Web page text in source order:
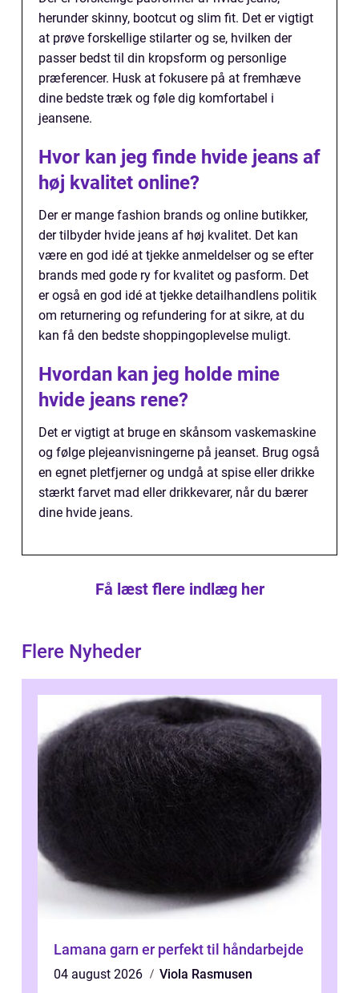
herunder skinny, bootcut og slim fit. Det er vigtigt
at prøve forskellige stilarter og se, hvilken der
passer bedst til din kropsform og personlige
præferencer. Husk at fokusere på at fremhæve
dine bedste træk og føle dig komfortabel i
jeansene.
Hvor kan jeg finde hvide jeans af
høj kvalitet online?
Der er mange fashion brands og online butikker,
der tilbyder hvide jeans af høj kvalitet. Det kan
være en god idé at tjekke anmeldelser og se efter
brands med gode ry for kvalitet og pasform. Det
er også en god idé at tjekke detailhandlens politik
om returnering og refundering for at sikre, at du
kan få den bedste shoppingoplevelse muligt.
Hvordan kan jeg holde mine
hvide jeans rene?
Det er vigtigt at bruge en skånsom vaskemaskine
og følge plejeanvisningerne på jeanset. Brug også
en egnet pletfjerner og undgå at spise eller drikke
stærkt farvet mad eller drikkevarer, når du bærer
dine hvide jeans.
Få læst flere indlæg her
Flere Nyheder
Lamana garn er perfekt til håndarbejde
04 august 2026
Viola Rasmusen